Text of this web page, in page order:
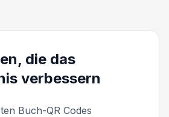
die das
verbessern
Buch-QR Codes